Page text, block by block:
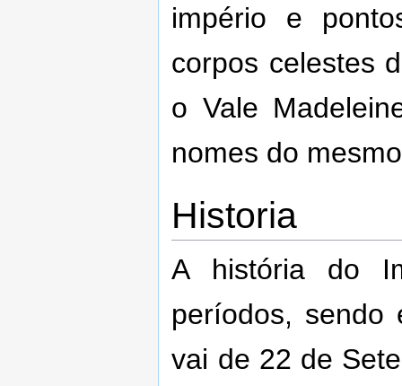
império e
corpos celestes
o Vale
nomes do
Historia
A história do
períodos, sendo
vai de 22 de